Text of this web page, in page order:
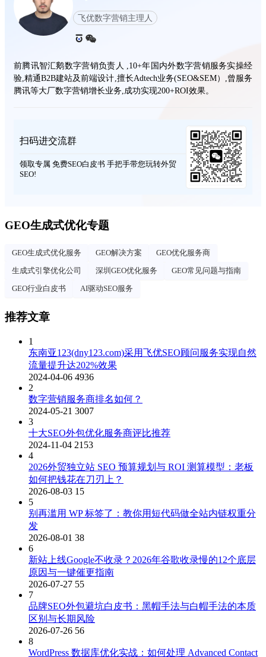
飞优数字营销主理人
前腾讯智汇鹅数字营销负责人 ,10+年国内外数字营销服务实操经
验,精通B2B建站及前端设计,擅长Adtech业务(SEO&SEM）,曾服务
腾讯等大厂数字营销增长业务,成功实现200+ROI效果。
扫码进交流群
领取专属 免费SEO白皮书 手把手带您玩转外贸
SEO!
GEO生成式优化专题
GEO生成式优化服务 GEO解决方案
GEO优化服务商
生成式引擎优化公司
深圳GEO优化服务
GEO常见问题与指南
GEO行业白皮书
AI驱动SEO服务
推荐文章
1
东南亚123(dny123.com)采用飞优SEO顾问服务实现自然
流量提升达202%效果
2024-04-06 4936
2
数字营销服务商排名如何？
2024-05-21 3007
3
十大SEO外包优化服务商评比推荐
2024-11-04 2153
4
2026外贸独立站 SEO 预算规划与 ROI 测算模型：老板
如何把钱花在刀刃上？
2026-08-03 15
5
别再滥用 WP 标签了：教你用短代码做全站内链权重分
发
2026-08-01 38
6
新站上线Google不收录？2026年谷歌收录慢的12个底层
原因与一键催更指南
2026-07-27 55
7
品牌SEO外包避坑白皮书：黑帽手法与白帽手法的本质
区别与长期风险
2026-07-26 56
8
WordPress 数据库优化实战：如何处理 Advanced Contact